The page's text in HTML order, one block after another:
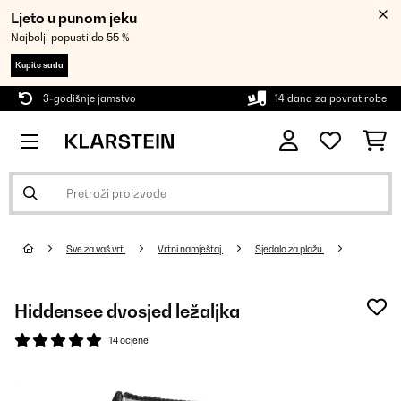
Ljeto u punom jeku
Najbolji popusti do 55 %
Kupite sada
3-godišnje jamstvo 14 dana za povrat robe
Sve za vaš vrt Vrtni namještaj Sjedalo za plažu
Hiddensee dvosjed ležaljka
14 ocjene